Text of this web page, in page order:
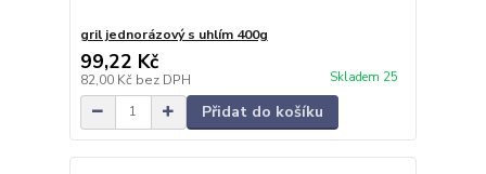
gril jednorázový s uhlím 400g
99,22 Kč
82,00 Kč bez DPH Skladem 25
Přidat do košíku